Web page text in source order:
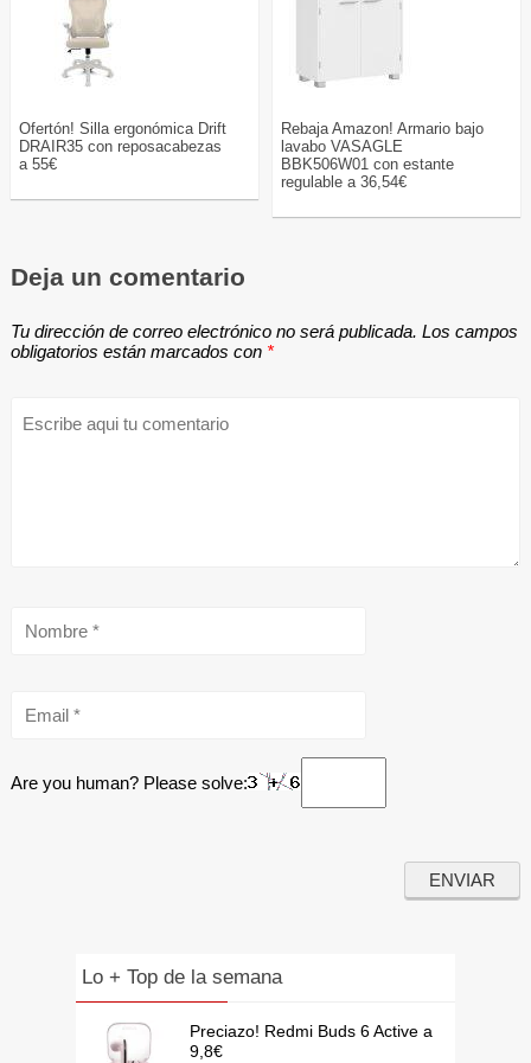
Ofertón! Silla ergonómica Drift
DRAIR35 con reposacabezas
a 55€
Rebaja Amazon! Armario bajo
lavabo VASAGLE
BBK506W01 con estante
regulable a 36,54€
Deja un comentario
Tu dirección de correo electrónico no será publicada. Los campos
obligatorios están marcados con *
Are you human? Please solve:
Lo + Top de la semana
Preciazo! Redmi Buds 6 Active a
9,8€